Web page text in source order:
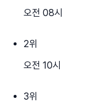
오전 08시
2위
오전 10시
3위